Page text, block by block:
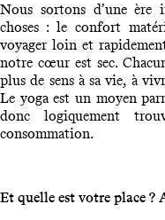
Nous sortons d’une ère
choses : le confort
voyager loin et
notre cœur est sec.
plus de sens à sa vie, à
Le yoga est un moyen
donc logiquement
consommation.
Et quelle est votre place ?